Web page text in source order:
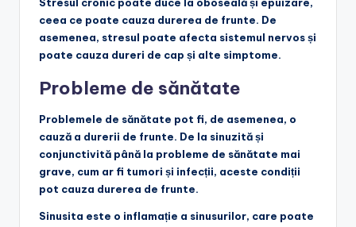
ceea ce poate cauza durerea de frunte. De
asemenea, stresul poate afecta sistemul nervos și
poate cauza dureri de cap și alte simptome.
Probleme de sănătate
Problemele de sănătate pot fi, de asemenea, o
cauză a durerii de frunte. De la sinuzită și
conjunctivită până la probleme de sănătate mai
grave, cum ar fi tumori și infecții, aceste condiții
pot cauza durerea de frunte.
Sinusita este o inflamație a sinusurilor, care poate